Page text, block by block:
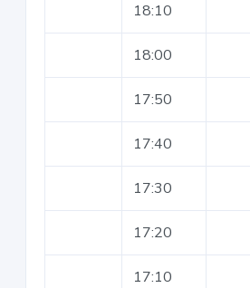
18:10
18:00
17:50
17:40
17:30
17:20
17:10